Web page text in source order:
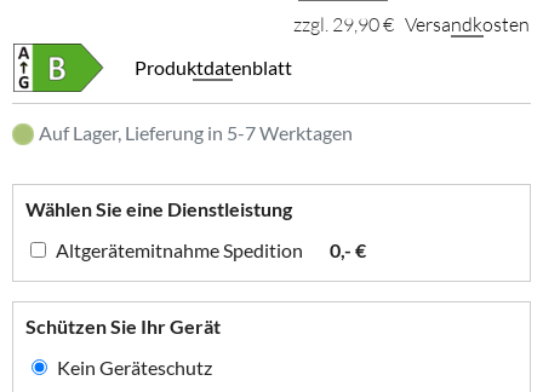
zzgl. 29,90 € Versandkosten
Produktdatenblatt
Auf Lager, Lieferung in 5-7 Werktagen
Wählen Sie eine Dienstleistung
Altgerätemitnahme Spedition
0,- €
Schützen Sie Ihr Gerät
Kein Geräteschutz